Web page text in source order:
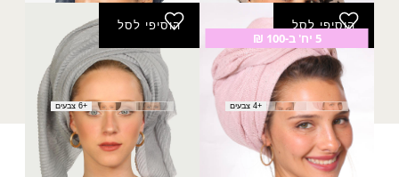
5 יח' ב-100 ₪
הוסיפי לסל
צעיף שלהבת
₪40.00
+4 צבעים
הוסיפי לסל
מטפחת אסתר
₪
40.00
+6 צבעים